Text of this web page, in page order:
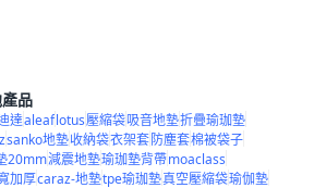
達aleaf
sanko地墊收納袋衣架套防塵套棉被袋子
20mm減震地墊瑜珈墊背帶moaclass
加厚caraz-地墊tpe瑜珈墊真空壓縮袋